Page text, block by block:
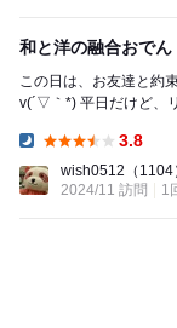
和と洋の融合おでん
この日は、お友達と約
v(´▽｀*) 平日だけど、リンクス梅田の地下はとても賑わっていて、どこ
3.8
wish0512 （1104
2024/11 訪問
1